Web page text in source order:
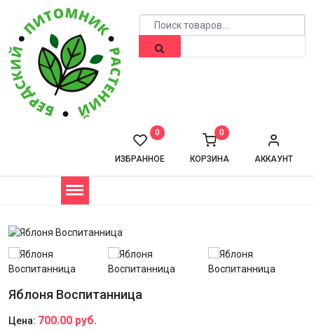
АККАУНТ
КОРЗИНА
0
ИЗБРАННОЕ
0
Яблоня Воспитанница
Цена: 700.00 руб.